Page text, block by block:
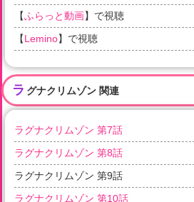
【ふらっと動画】で視聴
【Lemino】で視聴
ラ グナクリムゾン 関連
ラグナクリムゾン 第7話
ラグナクリムゾン 第8話
ラグナクリムゾン 第9話
ラグナクリムゾン 第10話